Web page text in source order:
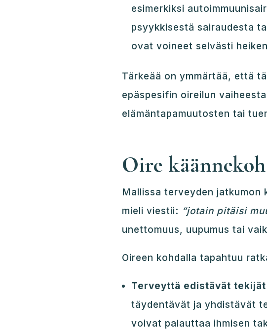
esimerkiksi
psyykkisestä sairaudesta
ovat voineet selvästi
Tärkeää on ymmärtää, että
epäspesifin oireilun
elämäntapamuutosten tai
Oire
Mallissa terveyden jatkumon
mieli viestii: “jotain pitäisi
unettomuus, uupumus tai
Oireen kohdalla tapahtuu
Terveyttä edistävät tekijät
täydentävät ja yhdistävät
voivat palauttaa ihmisen